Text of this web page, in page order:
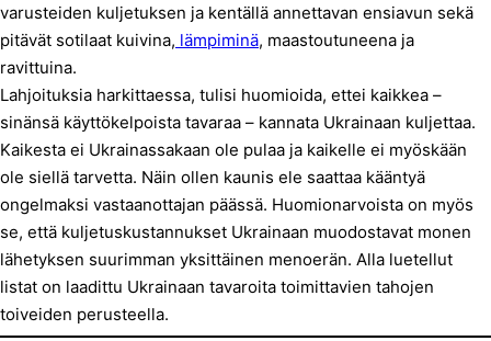
varusteiden kuljetuksen ja kentällä annettavan ensiavun sekä
pitävät sotilaat kuivina, lämpiminä, maastoutuneena ja
ravittuina.
Lahjoituksia harkittaessa, tulisi huomioida, ettei kaikkea –
sinänsä käyttökelpoista tavaraa – kannata Ukrainaan kuljettaa.
Kaikesta ei Ukrainassakaan ole pulaa ja kaikelle ei myöskään
ole siellä tarvetta. Näin ollen kaunis ele saattaa kääntyä
ongelmaksi vastaanottajan päässä. Huomionarvoista on myös
se, että kuljetuskustannukset Ukrainaan muodostavat monen
lähetyksen suurimman yksittäinen menoerän. Alla luetellut
listat on laadittu Ukrainaan tavaroita toimittavien tahojen
toiveiden perusteella.